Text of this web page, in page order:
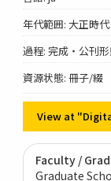
年代範囲: 大正時代
過程: 完成・公刊
資源状態: 冊子/綴
View at
Faculty /
Graduate